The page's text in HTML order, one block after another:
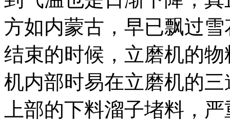
方如内蒙古，早已飘过
结束的时候， 立磨机的
机内部时易在立磨机的
上部的下料溜子堵料，